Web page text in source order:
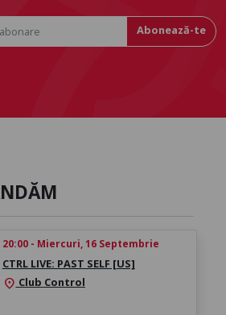
Abonează-te
20:00 - Miercuri, 16 Septembrie
CTRL LIVE: PAST SELF [US]
location_on Club Control